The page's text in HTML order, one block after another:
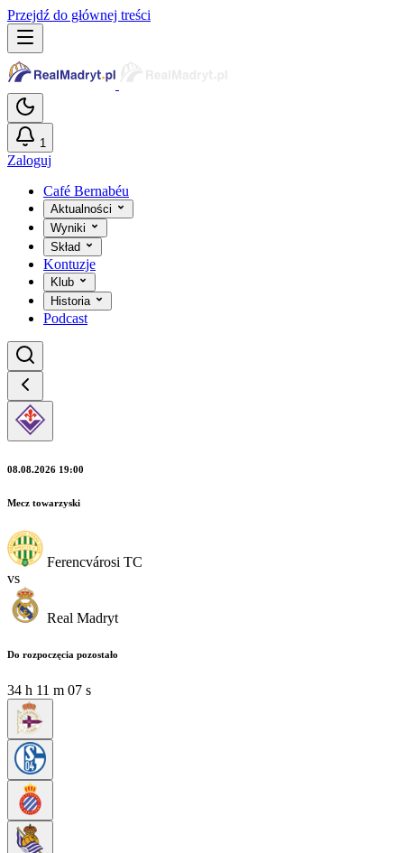
Przejdź do głównej treści
1
Zaloguj
Café Bernabéu
Aktualności
Wyniki
Skład
Kontuzje
Klub
Historia
Podcast
08.08.2026 19:00
Mecz towarzyski
Ferencvárosi TC
vs
Real Madryt
Do rozpoczęcia pozostało
34 h 11 m 07 s